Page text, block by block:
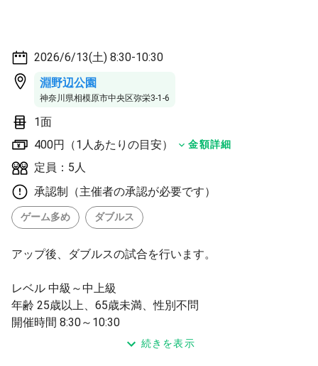
2026/6/13(土) 8:30-10:30
淵野辺公園
神奈川県相模原市中央区弥栄3-1-6
1面
400円（1人あたりの目安）
金額詳細
定員：5人
承認制（主催者の承認が必要です）
ゲーム多め ダブルス
アップ後、ダブルスの試合を行います。
レベル 中級～中上級
年齢 25歳以上、65歳未満、性別不問
開催時間 8:30～10:30
続きを表示